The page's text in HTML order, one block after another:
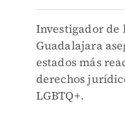
Investigador de
Guadalajara
estados más
derechos
LGBTQ+.